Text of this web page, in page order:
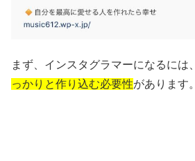
まず、インスタグラマーになるには、
っかりと作り込む必要性があります。